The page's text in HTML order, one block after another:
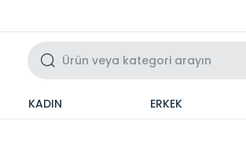
KADIN ERKEK